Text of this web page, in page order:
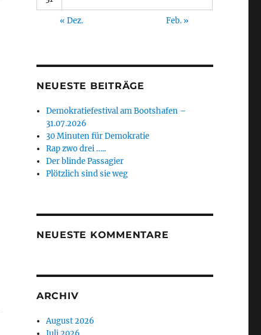
« Dez. Feb. »
NEUESTE BEITRÄGE
Demokratiefestival am Bootshafen –
31.07.2026
30 Minuten für Demokratie
Rap zwo drei …..
Der blinde Passagier
Plötzlich sind sie weg
NEUESTE KOMMENTARE
ARCHIV
August 2026